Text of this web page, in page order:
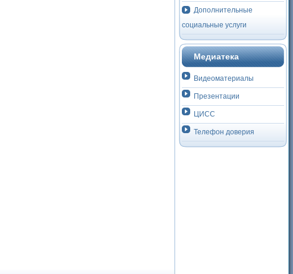
Дополнительные
социальные услуги
Медиатека
Видеоматериалы
Презентации
ЦИСС
Телефон доверия